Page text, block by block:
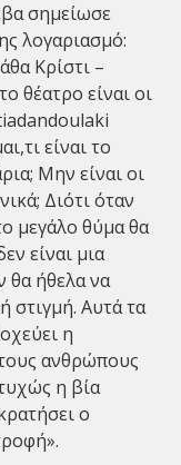
σημείωσε
λογαριασμό:
Κρίστι –
θέατρο είναι οι
είναι το
Μην είναι οι
Διότι όταν
μεγάλο θύμα θα
είναι μια
θα ήθελα να
στιγμή. Αυτά τα
η
ανθρώπους
η βία
ο